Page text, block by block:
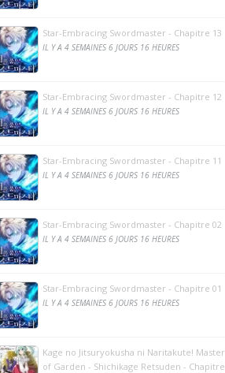
Star-Embracing Swordmaster - Chapitre 13
IL Y A 4 SEMAINES 6 JOURS 16 HEURES
Star-Embracing Swordmaster - Chapitre 12
IL Y A 4 SEMAINES 6 JOURS 16 HEURES
Star-Embracing Swordmaster - Chapitre 11
IL Y A 4 SEMAINES 6 JOURS 16 HEURES
Star-Embracing Swordmaster - Chapitre 02
IL Y A 4 SEMAINES 6 JOURS 16 HEURES
Star-Embracing Swordmaster - Chapitre 01
IL Y A 4 SEMAINES 6 JOURS 16 HEURES
Kage no Jitsuryokusha ni Naritakute! Master
of Garden - Shichikage Retsuden - Chapitre